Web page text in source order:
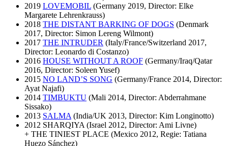
2019 LOVEMOBIL (Germany 2019, Director: Elke
Margarete Lehrenkrauss)
2018 THE DISTANT BARKING OF DOGS (Denmark
2017, Director: Simon Lereng Wilmont)
2017 THE INTRUDER (Italy/France/Switzerland 2017,
Director: Leonardo di Costanzo)
2016 HOUSE WITHOUT A ROOF (Germany/Iraq/Qatar
2016, Director: Soleen Yusef)
2015 NO LAND’S SONG (Germany/France 2014, Director:
Ayat Najafi)
2014 TIMBUKTU (Mali 2014, Director: Abderrahmane
Sissako)
2013 SALMA (India/UK 2013, Director: Kim Longinotto)
2012 SHARQIYA (Israel 2012, Director: Ami Livne)
+ THE TINIEST PLACE (Mexico 2012, Regie: Tatiana
Huezo Sánchez)